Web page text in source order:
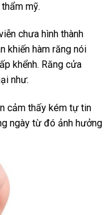
mỹ.
chưa hình thành
khiến hàm răng nói
khểnh. Răng cửa
như:
cảm thấy kém tự tin
ngày từ đó ảnh hưởng